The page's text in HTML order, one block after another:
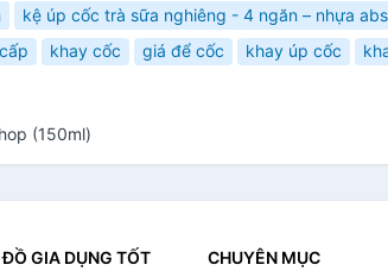
kệ úp cốc trà sữa nghiêng - 4 ngăn – nhựa
khay cốc giá để cốc khay úp cốc
(150ml)
GIA DỤNG TỐT CHUYÊN MỤC